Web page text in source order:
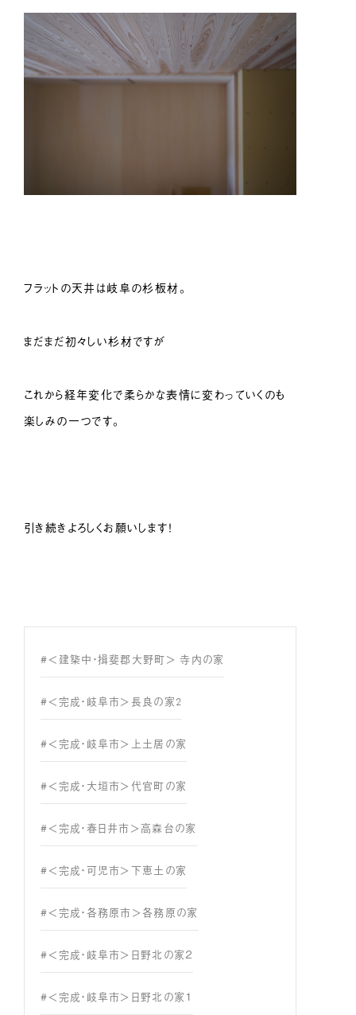
フラットの天井は岐阜の杉板材。
まだまだ初々しい杉材ですが
これから経年変化で柔らかな表情に変わっていくのも
楽しみの一つです。
引き続きよろしくお願いします！
#＜建築中・揖斐郡大野町＞ 寺内の家
#＜完成・岐阜市＞長良の家2
#＜完成・岐阜市＞上土居の家
#＜完成・大垣市＞代官町の家
#＜完成・春日井市＞高森台の家
#＜完成・可児市＞下恵土の家
#＜完成・各務原市＞各務原の家
#＜完成・岐阜市＞日野北の家２
#＜完成・岐阜市＞日野北の家１